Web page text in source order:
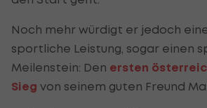
Noch mehr würdigt er jedoch
sportliche Leistung, sogar einen
Meilenstein: Den ersten
Sieg von seinem guten Freund